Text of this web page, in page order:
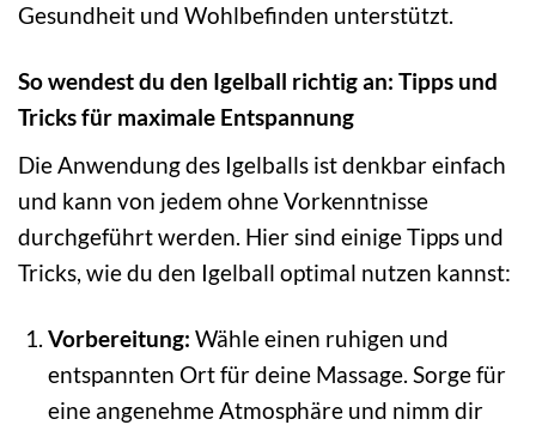
Gesundheit und Wohlbefinden unterstützt.
So wendest du den Igelball richtig an: Tipps und
Tricks für maximale Entspannung
Die Anwendung des Igelballs ist denkbar einfach
und kann von jedem ohne Vorkenntnisse
durchgeführt werden. Hier sind einige Tipps und
Tricks, wie du den Igelball optimal nutzen kannst:
Vorbereitung: Wähle einen ruhigen und
entspannten Ort für deine Massage. Sorge für
eine angenehme Atmosphäre und nimm dir